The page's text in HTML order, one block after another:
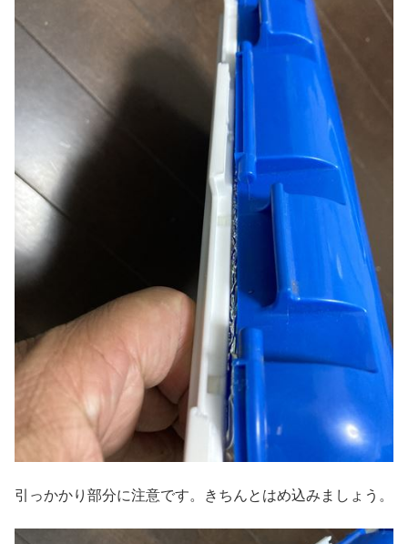
引っかかり部分に注意です。きちんとはめ込みましょう。